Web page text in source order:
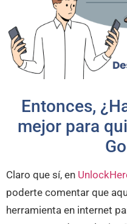
Entonces,
mejor para
Claro que sí, en
poderte comentar que
herramienta en internet